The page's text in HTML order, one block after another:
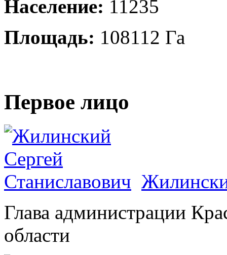
Население: 11235
Площадь: 108112 Га
Первое лицо
Глава администрации
области